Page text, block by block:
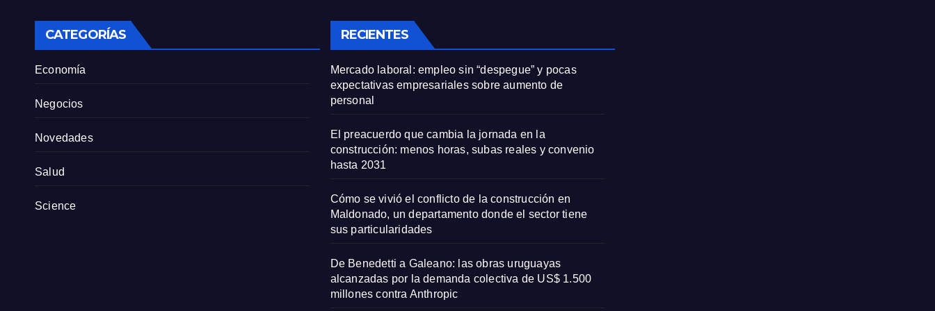
CATEGORÍAS
Economía
Negocios
Novedades
Salud
Science
RECIENTES
Mercado laboral: empleo sin “despegue” y pocas
expectativas empresariales sobre aumento de
personal
El preacuerdo que cambia la jornada en la
construcción: menos horas, subas reales y convenio
hasta 2031
Cómo se vivió el conflicto de la construcción en
Maldonado, un departamento donde el sector tiene
sus particularidades
De Benedetti a Galeano: las obras uruguayas
alcanzadas por la demanda colectiva de US$ 1.500
millones contra Anthropic